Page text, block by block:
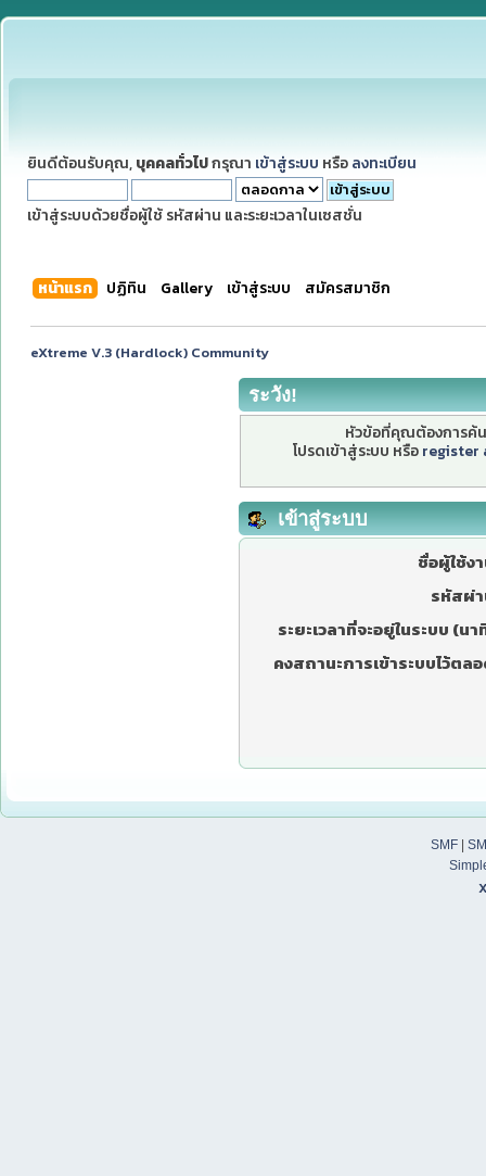
ยินดีต้อนรับคุณ, บุคคลทั่วไปกรุณา เข้าสู่ระบบ หรือ ลงทะเบียน
เข้าสู่ระบบด้วยชื่อผู้ใช้ รหัสผ่าน และระยะเวลาในเซสชั่น
หน้าแรก ปฏิทิน Gallery เข้าสู่ระบบ สมัครสมาชิก
eXtreme V.3 (Hardlock) Community
ระวัง!
หัวข้อที่คุณต้องการค้
โปรดเข้าสู่ระบบ หรือ register
เข้าสู่ระบบ
ชื่อผู้ใช้ง
รหัสผ่
ระยะเวลาที่จะอยู่ในระบบ (นา
คงสถานะการเข้าระบบไว้ตล
SMF|